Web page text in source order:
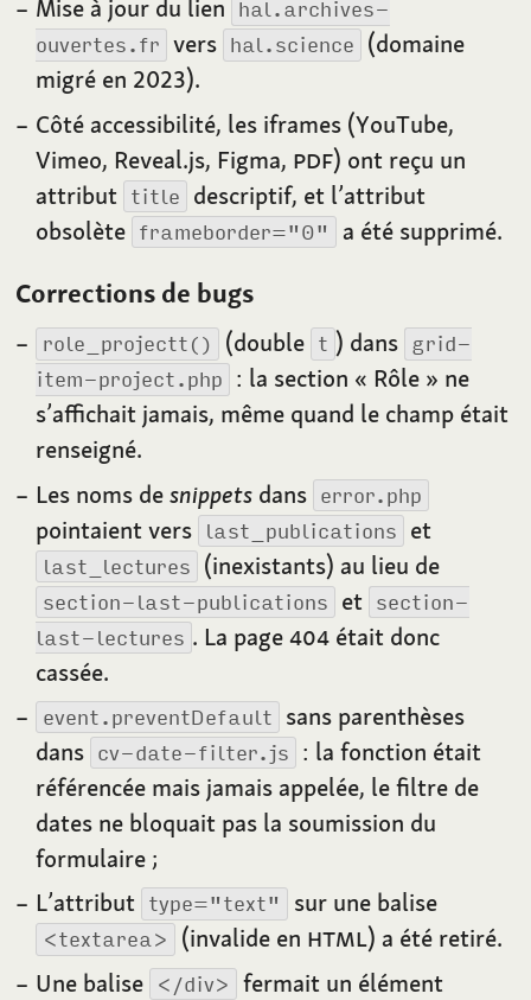
Mise à jour du lien hal.archives-
ouvertes.fr vers hal.science (domaine
migré en 2023).
Côté accessibilité, les iframes (YouTube,
Vimeo, Reveal.js, Figma, PDF) ont reçu un
attribut title descriptif, et l’attribut
obsolète frameborder="0" a été supprimé.
Corrections de bugs
role_projectt() (double t ) dans grid-
item-project.php : la section « Rôle » ne
s’affichait jamais, même quand le champ était
renseigné.
Les noms desnippets dans error.php
pointaient vers last_publications et
last_lectures (inexistants) au lieu de
section-last-publications et section-
last-lectures . La page404 était donc
cassée.
event.preventDefault sans parenthèses
dans cv-date-filter.js : la fonction était
référencée mais jamais appelée, le filtre de
dates ne bloquait pas la soumission du
formulaire ;
L’attribut type="text" sur une balise
<textarea> (invalide en HTML) a été retiré.
Une balise </div> fermait un élément